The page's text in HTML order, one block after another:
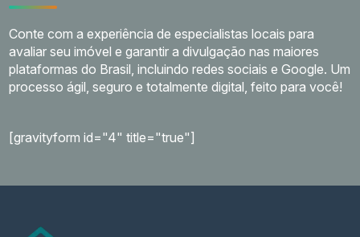
Conte com a experiência de especialistas locais para
avaliar seu imóvel e garantir a divulgação nas maiores
plataformas do Brasil, incluindo redes sociais e Google. Um
processo ágil, seguro e totalmente digital, feito para você!
[gravityform id="4" title="true"]